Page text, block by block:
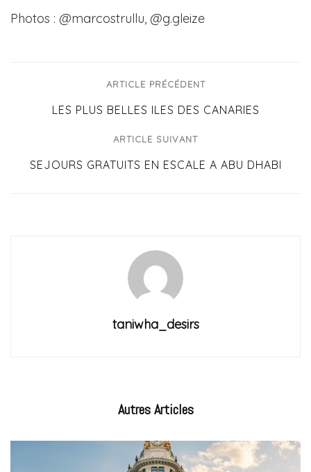
Photos : @marcostrullu, @g.gleize
ARTICLE PRÉCÉDENT
LES PLUS BELLES ILES DES CANARIES
ARTICLE SUIVANT
SEJOURS GRATUITS EN ESCALE A ABU DHABI
taniwha_desirs
AutresArticles